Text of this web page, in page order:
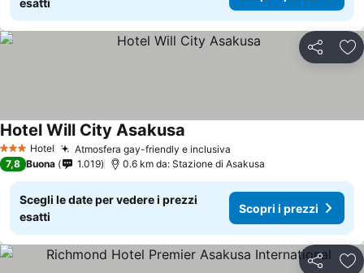
esatti
Condividi
3 StelleHotel Atmosfera gay-friendly e inclusiva
Hotel Will City Asakusa
7,8 Buona 1.019 0.6 km da: Stazione di Asakusa
Scegli le date per vedere i prezzi
esatti
Scopri i prezzi
Condividi